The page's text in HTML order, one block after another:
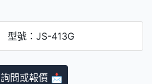
型號：JS-413G
詢問或報價 📩